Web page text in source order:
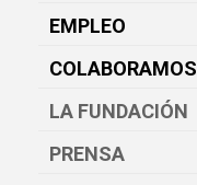
EMPLEO
COLABORAMOS
LA FUNDACIÓN
PRENSA